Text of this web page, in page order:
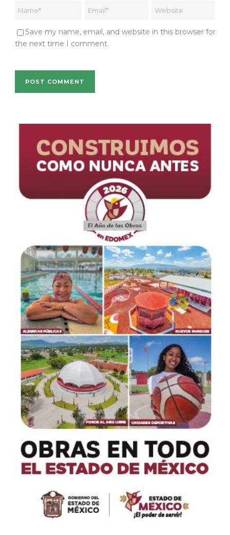
Save my name, email, and website in this browser for
the next time I comment.